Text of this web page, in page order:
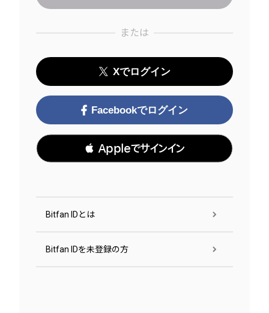
または
Xでログイン
Facebookでログイン
 Appleでサインイン
Bitfan IDとは
Bitfan IDを未登録の方